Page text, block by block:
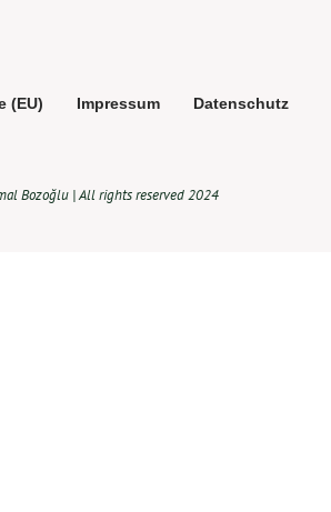
(EU) Impressum Datenschutz
Bozoğlu | All rights reserved 2024